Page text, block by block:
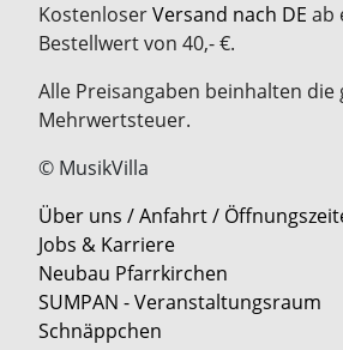
KostenloserVersand nach DE ab
Bestellwert von 40,- €.
Alle Preisangaben beinhalten die
Mehrwertsteuer.
© MusikVilla
Über uns / Anfahrt /
Jobs & Karriere
Neubau Pfarrkirchen
SUMPAN - Veranstaltungsraum
Schnäppchen